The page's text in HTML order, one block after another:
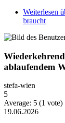
Weiterlesen
braucht
ablaufendem
stefa-wien
5
Average: 5 (1 vote)
19.06.2026